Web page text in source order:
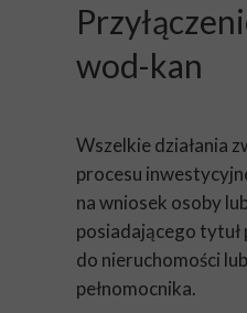
Wszelkie działania
procesu
na wniosek osoby
posiadającego tytuł
do nieruchomości
pełnomocnika.
wod-kan